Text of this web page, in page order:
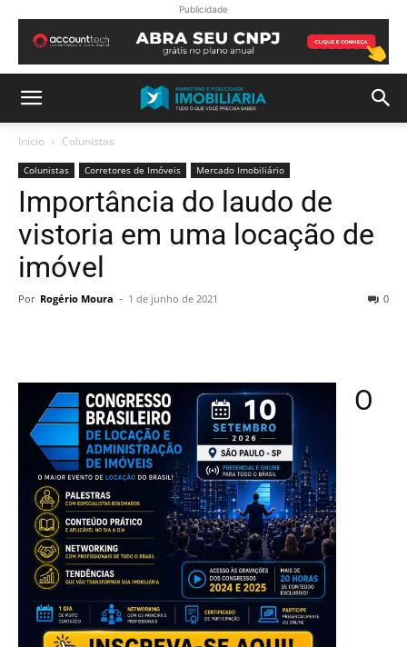
Publicidade
Início Colunistas
Colunistas Corretores de Imóveis Mercado Imobiliário
Importância do laudo de
vistoria em uma locação de
imóvel
Por Rogério Moura - 1 de junho de 2021 0
O